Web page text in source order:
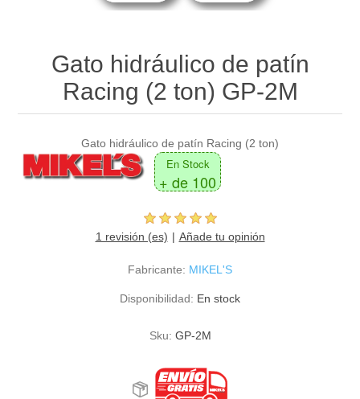
Gato hidráulico de patín
Racing (2 ton) GP-2M
Gato hidráulico de patín Racing (2 ton)
En Stock
+ de 100
1 revisión (es) Añade tu opinión
Fabricante: MIKEL'S
Disponibilidad: En stock
Sku: GP-2M